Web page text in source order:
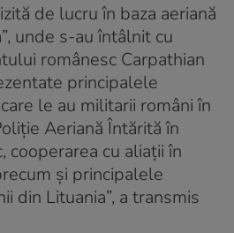
de lucru în baza aeriană
unde s-au întâlnit cu
românesc Carpathian
principalele
le au militarii români în
Aeriană Întărită în
cooperarea cu aliații în
și principalele
din Lituania”, a transmis